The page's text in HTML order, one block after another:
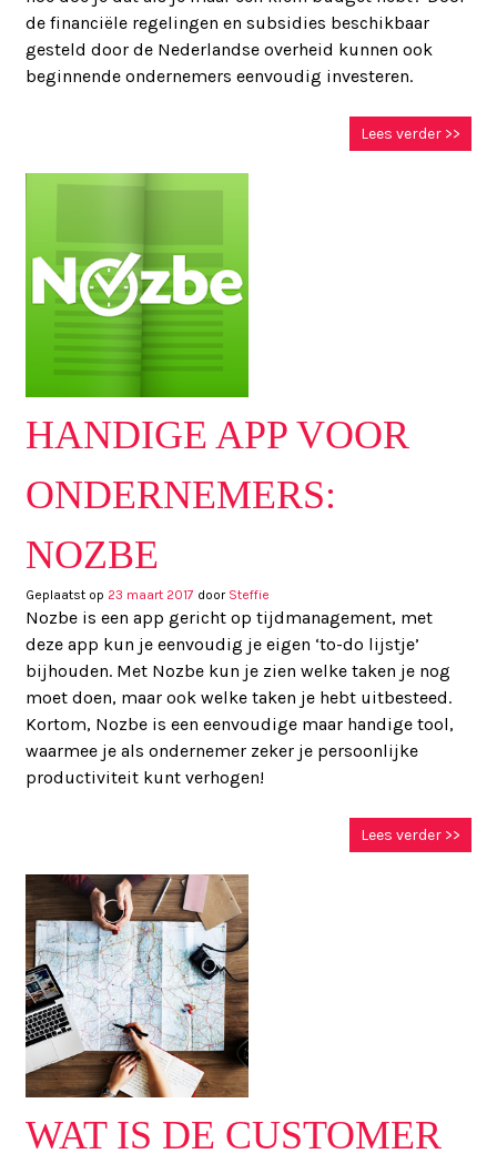
de financiële regelingen en subsidies beschikbaar
gesteld door de Nederlandse overheid kunnen ook
beginnende ondernemers eenvoudig investeren.
Lees verder >>
HANDIGE APP VOOR
ONDERNEMERS:
NOZBE
Geplaatst op 23 maart 2017 door Steffie
Nozbe is een app gericht op tijdmanagement, met
deze app kun je eenvoudig je eigen ‘to-do lijstje’
bijhouden. Met Nozbe kun je zien welke taken je nog
moet doen, maar ook welke taken je hebt uitbesteed.
Kortom, Nozbe is een eenvoudige maar handige tool,
waarmee je als ondernemer zeker je persoonlijke
productiviteit kunt verhogen!
Lees verder >>
WAT IS DE CUSTOMER